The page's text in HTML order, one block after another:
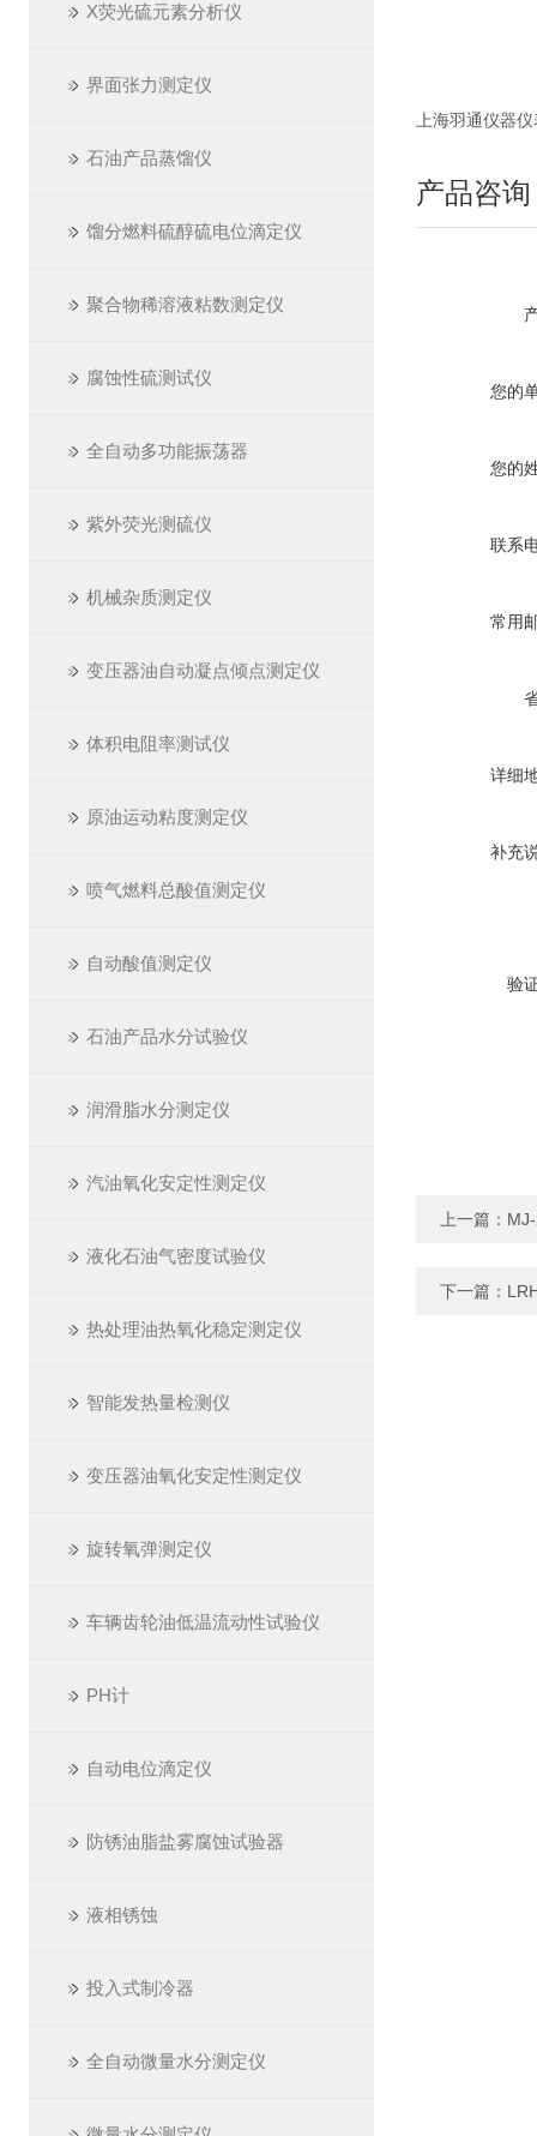
X荧光硫元素分析仪
界面张力测定仪
石油产品蒸馏仪
馏分燃料硫醇硫电位滴定仪
聚合物稀溶液粘数测定仪
腐蚀性硫测试仪
全自动多功能振荡器
紫外荧光测硫仪
机械杂质测定仪
变压器油自动凝点倾点测定仪
体积电阻率测试仪
原油运动粘度测定仪
喷气燃料总酸值测定仪
自动酸值测定仪
石油产品水分试验仪
润滑脂水分测定仪
汽油氧化安定性测定仪
液化石油气密度试验仪
热处理油热氧化稳定测定仪
智能发热量检测仪
变压器油氧化安定性测定仪
旋转氧弹测定仪
车辆齿轮油低温流动性试验仪
PH计
自动电位滴定仪
防锈油脂盐雾腐蚀试验器
液相锈蚀
投入式制冷器
全自动微量水分测定仪
上海羽通仪器
产品咨询
您的
您的
联系
常用
详细
补充
验
上一篇：
下一篇：